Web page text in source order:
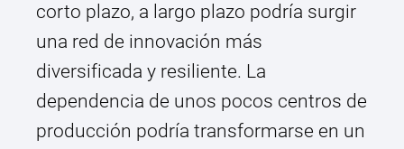
corto plazo, a largo plazo podría surgir
una red de innovación más
diversificada y resiliente. La
dependencia de unos pocos centros de
producción podría transformarse en un